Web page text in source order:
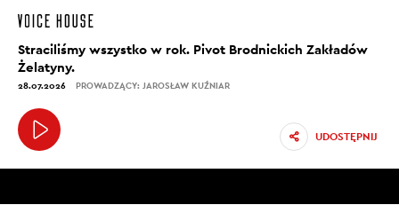
Straciliśmy wszystko w rok. Pivot Brodnickich Zakładów
Żelatyny.
28.07.2026 PROWADZĄCY: JAROSŁAW KUŹNIAR
UDOSTĘPNIJ